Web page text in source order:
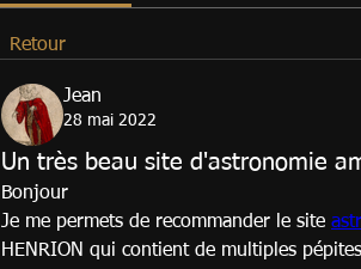
Retour
Jean
28 mai 2022
Un très beau site d'astronomie
Bonjour
Je me permets de recommander le site
HENRION qui contient de multiples